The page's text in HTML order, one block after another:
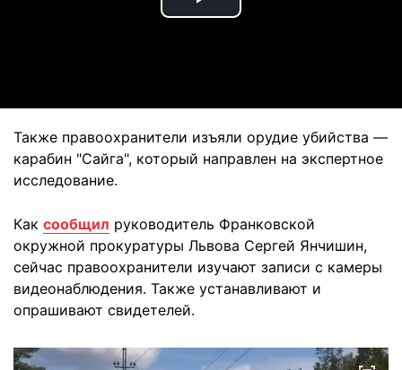
Play
Также правоохранители изъяли орудие убийства —
карабин "Сайга", который направлен на экспертное
исследование.
Как сообщил руководитель Франковской
окружной прокуратуры Львова Сергей Янчишин,
сейчас правоохранители изучают записи с камеры
видеонаблюдения. Также устанавливают и
опрашивают свидетелей.